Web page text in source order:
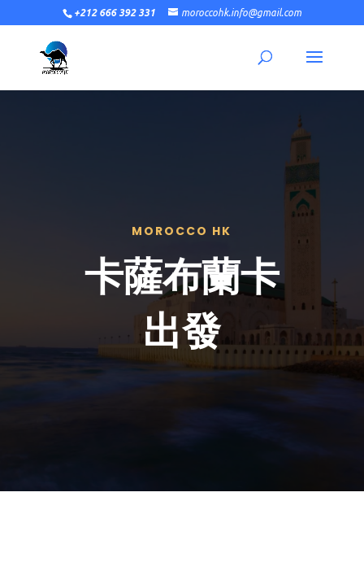
+212 666 392 331 moroccohk.info@gmail.com
MOROCCO HK
卡薩布蘭卡
出發